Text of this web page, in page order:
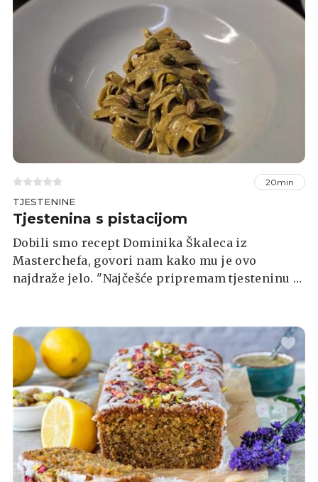
20min
TJESTENINE
Tjestenina s pistacijom
Dobili smo recept Dominika Škaleca iz
Masterchefa, govori nam kako mu je ovo
najdraže jelo. "Najčešće pripremam tjesteninu s